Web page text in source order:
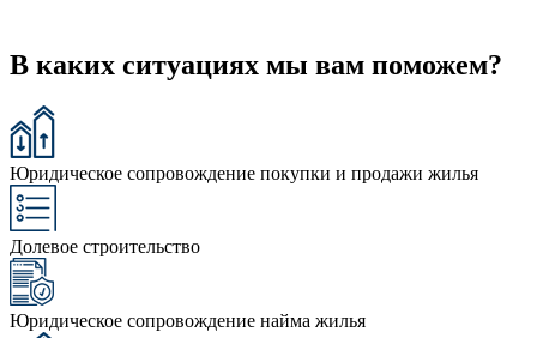
В каких ситуациях мы вам поможем?
Юридическое сопровождение покупки и продажи жилья
Долевое строительство
Юридическое сопровождение найма жилья